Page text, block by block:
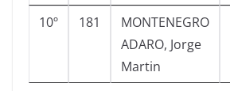
10º 181
MONTENEGRO
ADARO, Jorge
Martin